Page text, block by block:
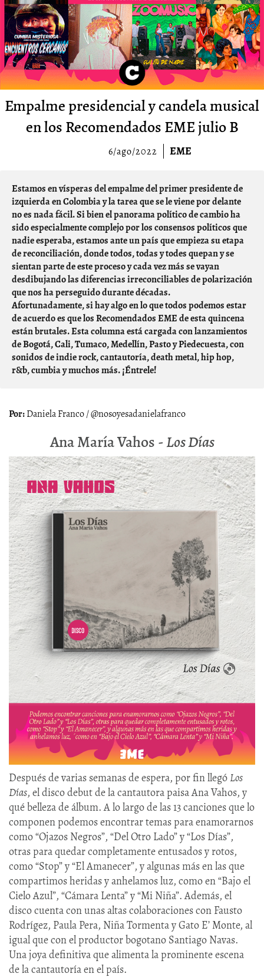
Empalme presidencial y candela musical
en los Recomendados EME julio B
6/ago/2022 EME
Estamos en vísperas del empalme del primer presidente de
izquierda en Colombia y la tarea que se le viene por delante
no es nada fácil. Si bien el panorama político de cambio ha
sido especialmente complejo por los consensos políticos que
nadie esperaba, estamos ante un país que empieza su etapa
de reconciliación, donde todos, todas y todes quepan y se
sientan parte de este proceso y cada vez más se vayan
desdibujando las diferencias irreconciliables de polarización
que nos ha perseguido durante décadas.
Afortunadamente, si hay algo en lo que todos podemos estar
de acuerdo es que los Recomendados EME de esta quincena
están brutales. Esta columna está cargada con lanzamientos
de Bogotá, Cali, Tumaco, Medellín, Pasto y Piedecuesta, con
sonidos de indie rock, cantautoría, death metal, hip hop,
r&b, cumbia y muchos más. ¡Éntrele!
Daniela Franco / @nosoyesadanielafranco
Ana María Vahos - Los Días
Después de varias semanas de espera, por fin llegó Los
Días, el disco debut de la cantautora paisa Ana Vahos, y
qué belleza de álbum. A lo largo de las 13 canciones que lo
componen podemos encontrar temas para enamorarnos
como “Ojazos Negros”, “Del Otro Lado” y “Los Días”,
otras para quedar completamente entusados y rotos,
como “Stop” y “El Amanecer”, y algunas más en las que
compartimos heridas y anhelamos luz, como en “Bajo el
Cielo Azul”, “Cámara Lenta” y “Mi Niña”. Además, el
disco cuenta con unas altas colaboraciones con Fausto
Rodrígez, Paula Pera, Niña Tormenta y Gato E’ Monte, al
igual que con el productor bogotano Santiago Navas.
Una joya definitiva que alimenta la prominente escena
de la cantautoría en el país.